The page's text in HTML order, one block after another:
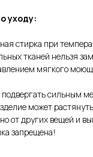
уходу:
стирка при
тканей нельзя
мягкого
сильным
может
от других вещей и
запрещена!